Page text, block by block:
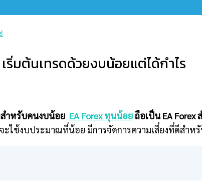
ริ่มต้นเทรดด้วยงบน้อยแต่ได้กำไร
ำหรับคนงบน้อย EA Forex ทุนน้อยถือเป็น EA
จะใช้งบประมาณที่น้อย มีการจัดการความเสี่ยงที่ดีสำ